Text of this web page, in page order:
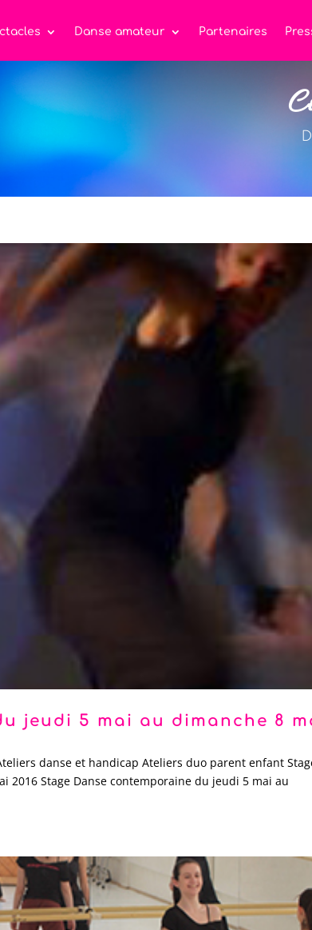
Danse amateur Partenaires
jeudi 5 mai au dimanche 8
danse et handicap Ateliers duo parent enfant
2016 Stage Danse contemporaine du jeudi 5 mai au